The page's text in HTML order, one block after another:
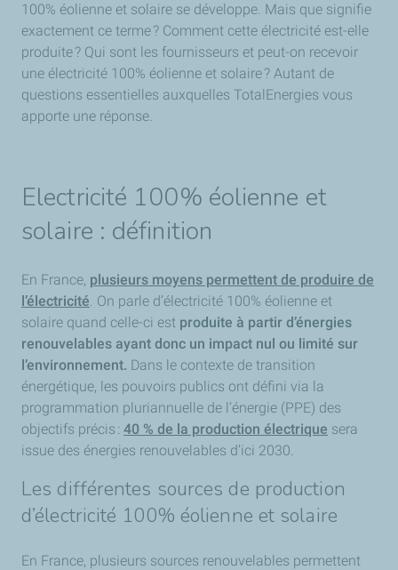
100% éolienne et solaire se développe. Mais que signifie
exactement ce terme ? Comment cette électricité est-elle
produite ? Qui sont les fournisseurs et peut-on recevoir
une électricité 100% éolienne et solaire ? Autant de
questions essentielles auxquelles TotalEnergies vous
apporte une réponse.
Electricité 100% éolienne et
solaire : définition
En France, plusieurs moyens permettent de produire de
l’électricité. On parle d’électricité 100% éolienne et
solaire quand celle-ci est produite à partir d’énergies
renouvelables ayant donc un impact nul ou limité sur
l’environnement. Dans le contexte de transition
énergétique, les pouvoirs publics ont défini via la
programmation pluriannuelle de l’énergie (PPE) des
objectifs précis : 40 % de la production électrique sera
issue des énergies renouvelables d’ici 2030.
Les différentes sources de production
d’électricité 100% éolienne et solaire
En France, plusieurs sources renouvelables permettent